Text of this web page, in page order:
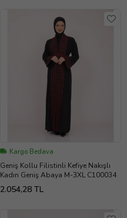
Kargo Bedava
Geniş Kollu Filistinli Kefiye Nakışlı
Kadın Geniş Abaya M-3XL C100034
2.054,28 TL